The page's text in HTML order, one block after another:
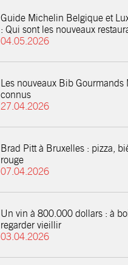
Guide Michelin Belgique et
: Qui sont les nouveaux
04.05.2026
Les nouveaux Bib
connus
27.04.2026
Brad Pitt à Bruxelles : pizza,
rouge
07.04.2026
Un vin à 800.000 dollars : à
regarder vieillir
03.04.2026